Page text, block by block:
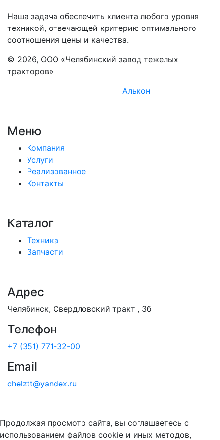
Наша задача обеспечить клиента любого уровня
техникой, отвечающей критерию оптимального
соотношения цены и качества.
© 2026, ООО «Челябинский завод тежелых
тракторов»
Алькон
Меню
Компания
Услуги
Реализованное
Контакты
Каталог
Техника
Запчасти
Адрес
Челябинск, Свердловский тракт , 3б
Телефон
+7 (351) 771-32-00
Email
chelztt@yandex.ru
Продолжая просмотр сайта, вы соглашаетесь с
использованием файлов cookie и иных методов,